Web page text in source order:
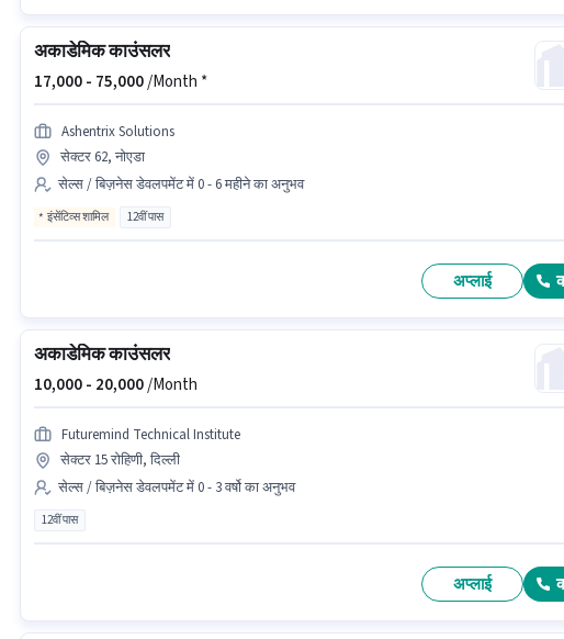
अकाडेमिक काउंसलर
17,000 - 75,000/Month *
Ashentrix Solutions
सेक्टर 62, नोएडा
सेल्स / बिज़नेस डेवलपमेंट में 0 - 6 महीने का अनुभव
इंसेंटिव्स शामिल 12वीं पास
अप्लाई
अकाडेमिक काउंसलर
10,000 - 20,000/Month
Futuremind Technical Institute
सेक्टर 15 रोहिणी, दिल्ली
सेल्स / बिज़नेस डेवलपमेंट में 0 - 3 वर्षो का अनुभव
12वीं पास
अप्लाई